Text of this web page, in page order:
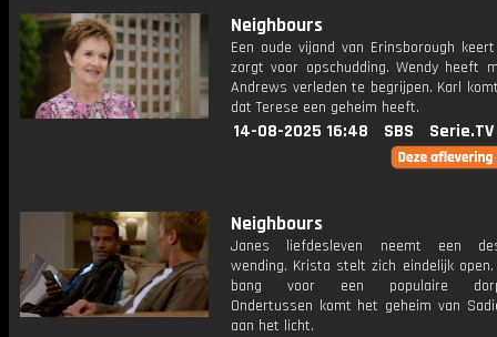
Neighbours
Een oude vijand van Erinsborough
zorgt voor opschudding. Wendy heeft
Andrews verleden te begrijpen. Karl
dat Terese een geheim heeft.
14-08-2025 16:48 SBS Serie.TV
Neighbours
Janes liefdesleven neemt een
wending. Krista stelt zich eindelijk
bang voor een populaire
Ondertussen komt het geheim van
aan het licht.